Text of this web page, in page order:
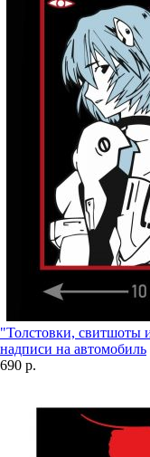
"Толстовки, свитшоты
надписи на автомобиль
690 р.